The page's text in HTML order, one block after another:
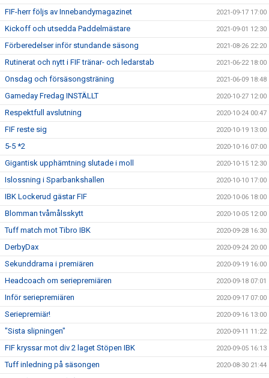
FIF-herr följs av Innebandymagazinet 2021-09-17 17:00
Kickoff och utsedda Paddelmästare 2021-09-01 12:30
Förberedelser inför stundande säsong 2021-08-26 22:20
Rutinerat och nytt i FIF tränar- och ledarstab 2021-06-22 18:00
Onsdag och försäsongsträning 2021-06-09 18:48
Gameday Fredag INSTÄLLT 2020-10-27 12:00
Respektfull avslutning 2020-10-24 00:47
FIF reste sig 2020-10-19 13:00
5-5 *2 2020-10-16 07:00
Gigantisk upphämtning slutade i moll 2020-10-15 12:30
Islossning i Sparbankshallen 2020-10-10 17:00
IBK Lockerud gästar FIF 2020-10-06 18:00
Blomman tvåmålsskytt 2020-10-05 12:00
Tuff match mot Tibro IBK 2020-09-28 16:30
DerbyDax 2020-09-24 20:00
Sekunddrama i premiären 2020-09-19 16:00
Headcoach om seriepremiären 2020-09-18 07:01
Inför seriepremiären 2020-09-17 07:00
Seriepremiär! 2020-09-16 13:00
"Sista slipningen" 2020-09-11 11:22
FIF kryssar mot div 2 laget Stöpen IBK 2020-09-05 16:13
Tuff inledning på säsongen 2020-08-30 21:44